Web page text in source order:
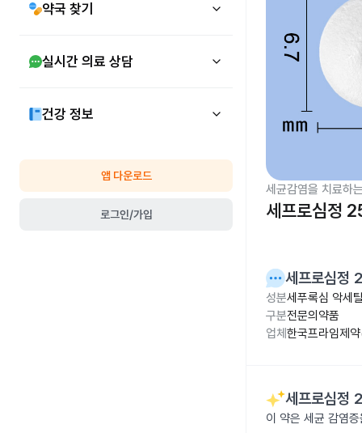
약국 찾기
실시간 의료 상담
건강 정보
앱 다운로드
로그인/가입
세균감염을 치료하
세프로심정
세프로심
성분세푸록심 악
구분전문의약품
업체 한국프라임제
세프로심
이 약은 세균 감염